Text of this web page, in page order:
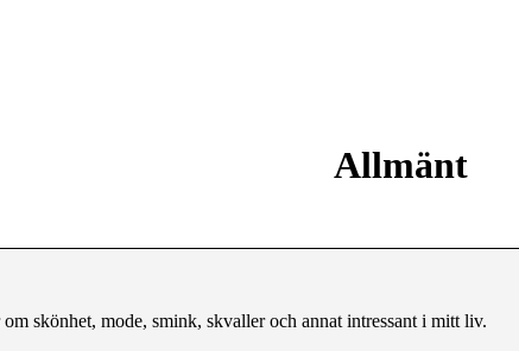
Allmänt
skönhet, mode, smink, skvaller och annat intressant i mitt liv.